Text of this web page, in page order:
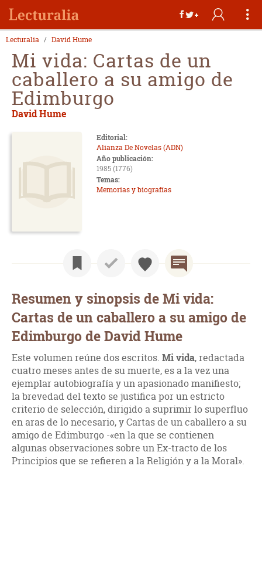
Lecturalia David Hume
Mi vida: Cartas de un
caballero a su amigo de
Edimburgo
David Hume
Editorial:
Alianza De Novelas (ADN)
Año publicación:
1985 (1776)
Temas:
Memorias y biografías
Resumen y sinopsis de Mi vida:
Cartas de un caballero a su amigo de
Edimburgo de David Hume
Este volumen reúne dos escritos. Mi vida, redactada
cuatro meses antes de su muerte, es a la vez una
ejemplar autobiografía y un apasionado manifiesto;
la brevedad del texto se justifica por un estricto
criterio de selección, dirigido a suprimir lo superfluo
en aras de lo necesario, y Cartas de un caballero a su
amigo de Edimburgo -«en la que se contienen
algunas observaciones sobre un Ex-tracto de los
Principios que se refieren a la Religión y a la Moral».